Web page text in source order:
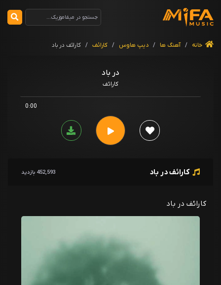
خانه / آهنگ ها / دیپ هاوس / کارائف / کارائف در باد
در باد
کارائف
0:00
کارائف در باد 452,593 بازدید
کارائف در باد